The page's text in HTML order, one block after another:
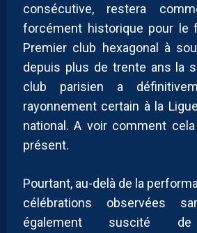
consécutive, restera
forcément historique pour le
Premier club hexagonal à
depuis plus de trente ans la
club parisien a
rayonnement certain à la
national. A voir comment cela
présent.
Pourtant, au-delà de la
célébrations observées
également suscité de